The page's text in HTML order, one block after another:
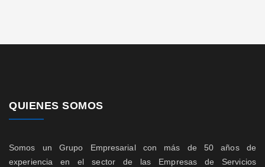
QUIENES SOMOS
Somos un Grupo Empresarial con más de 50 años de
experiencia en el sector de las Empresas de Servicios